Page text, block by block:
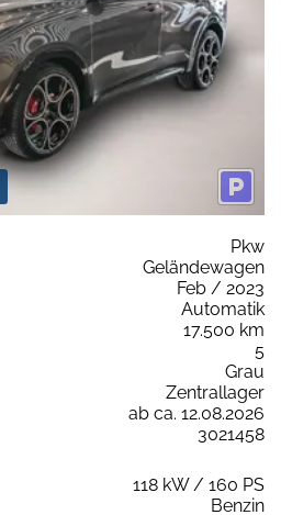
Pkw
Geländewagen
Feb / 2023
Automatik
17.500 km
5
Grau
Zentrallager
ab ca. 12.08.2026
3021458
118 kW / 160 PS
Benzin